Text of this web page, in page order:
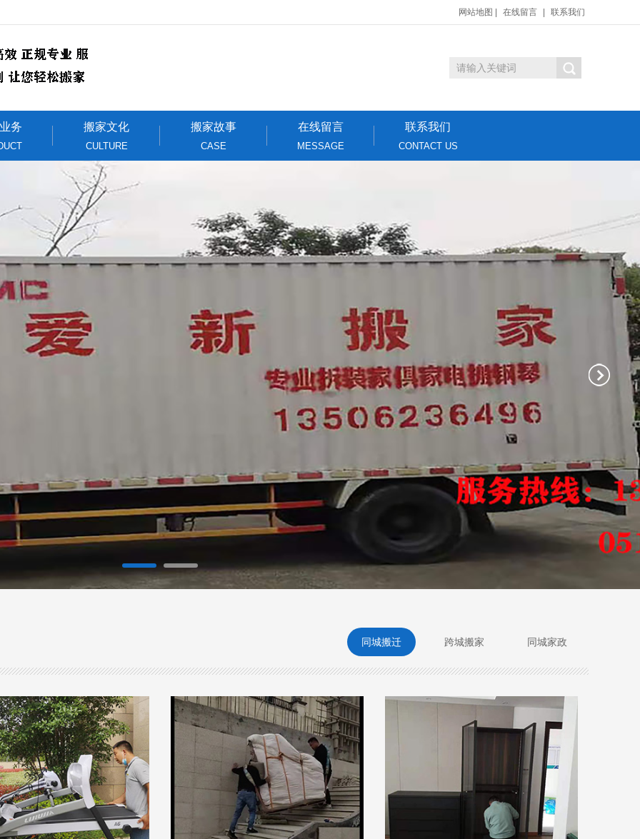
网站地图 在线留言 联系我们
务 搬家文化
CULTURE
搬家故事
CASE
在线留言
MESSAGE
联系我们
CONTACT US
同城搬迁 跨城搬家 同城家政